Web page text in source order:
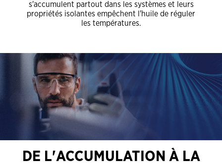
s'accumulent partout dans les systèmes et leurs
propriétés isolantes empêchent l'huile de réguler
les températures.
DE L'ACCUMULATION À LA